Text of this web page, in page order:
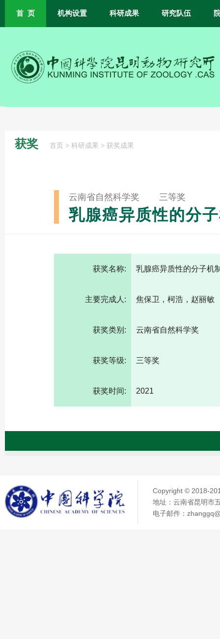
首 页 机构设置 科研成果 研究队伍
获奖 首页 > 科研成果 > 获奖成果
云南省自然科学奖 三等奖
乳腺癌异质性的分
获奖名称: 乳腺癌异质性的分子机
主要完成人: 焦保卫，柯浩，赵丽敏
获奖类别: 云南省自然科学奖
获奖等级: 三等奖
获奖时间: 2021
Copyright © 2018-
地址：云南省昆明市
电子邮件：